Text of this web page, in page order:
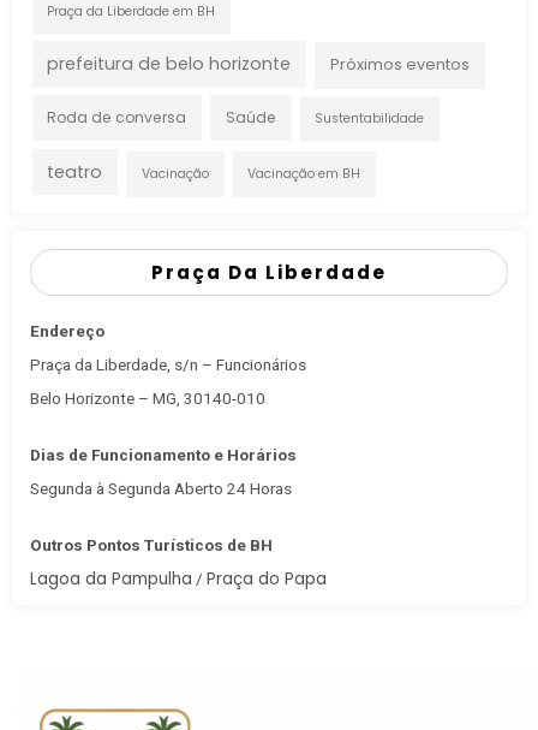
Praça da Liberdade em BH
prefeitura de belo horizonte Próximos eventos
Roda de conversa Saúde Sustentabilidade
teatro Vacinação Vacinação em BH
Praça Da Liberdade
Endereço
Praça da Liberdade, s/n – Funcionários
Belo Horizonte – MG, 30140-010
Dias de Funcionamento e Horários
Segunda à Segunda Aberto 24 Horas
Outros Pontos Turísticos de BH
Lagoa da Pampulha / Praça do Papa